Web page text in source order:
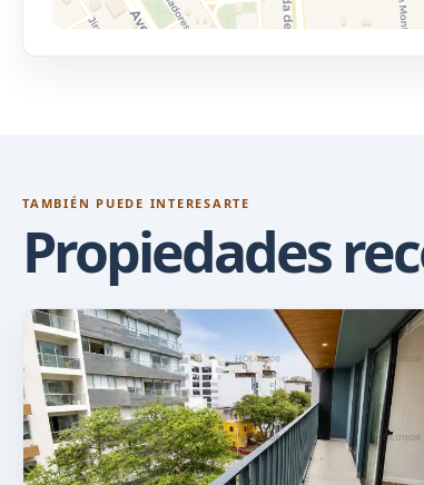
TAMBIÉN PUEDE INTERESARTE
Propiedades